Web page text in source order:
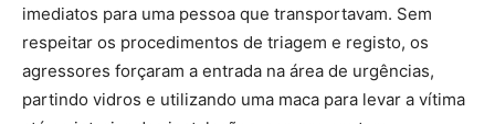
imediatos para uma pessoa que transportavam. Sem
respeitar os procedimentos de triagem e registo, os
agressores forçaram a entrada na área de urgências,
partindo vidros e utilizando uma maca para levar a vítima